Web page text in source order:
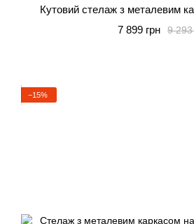
Кутовий стелаж з металевим
9 293
7 899 грн
−15%